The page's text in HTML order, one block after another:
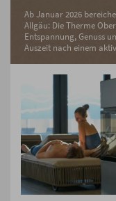
Ab Januar 2026
Allgäu: Die Therme
Entspannung, Genuss
Auszeit nach einem